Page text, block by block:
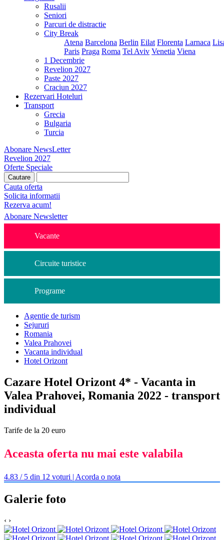
Rusalii
Seniori
Parcuri de distractie
City Break
Atena Barcelona Berlin Eilat Florenta Larnaca
Paris Praga Roma Tel Aviv Venetia Viena
1 Decembrie
Revelion 2027
Paste 2027
Craciun 2027
Rezervari Hoteluri
Transport
Grecia
Bulgaria
Turcia
Abonare NewsLetter
Revelion 2027
Oferte Speciale
Cauta oferta
Solicita informatii
Rezerva acum!
Abonare Newsletter
Vacante
Circuite turistice
Programe
Agentie de turism
Sejururi
Romania
Valea Prahovei
Vacanta individual
Hotel Orizont
Cazare Hotel Orizont 4* - Vacanta in
Valea Prahovei, Romania 2022 - transport
individual
Tarife de la 20 euro
Aceasta oferta nu mai este valabila
4.83 / 5 din 12 voturi | Acorda o nota
Galerie foto
‹ ›